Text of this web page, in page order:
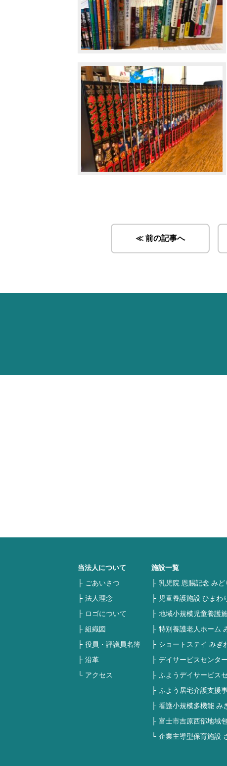
≪ 前の記事へ
当法人について
ごあいさつ
法人理念
ロゴについて
組織図
役員・評議員名簿
沿革
アクセス
施設一覧
乳児院 恩賜記念 みど
児童養護施設 ひまわ
地域小規模児童養護
特別養護老人ホーム
ショートステイ みぎ
デイサービスセンタ
ふようデイサービス
ふよう居宅介護支援
看護小規模多機能 み
富士市吉原西部地域
企業主導型保育施設